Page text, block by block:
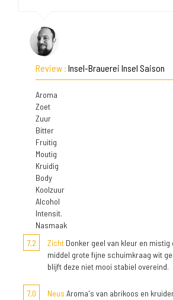
Review : Insel-Brauerei Insel Saison
Aroma
Zoet
Zuur
Bitter
Fruitig
Moutig
Kruidig
Body
Koolzuur
Alcohol
Intensit.
Nasmaak
7,2
Zicht Donker geel van kleur en mistig
middel grote fijne schuimkraag wit
blijft deze niet mooi stabiel overeind.
7,0 Neus Aroma's van abrikoos en